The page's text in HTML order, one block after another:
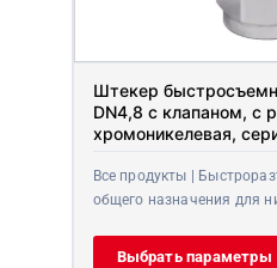
Штекер
DN4,8 с клапаном, с
хромоникелевая,
Все продукты |
общего назначения для
Выбрать